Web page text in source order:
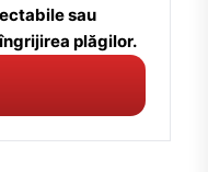
sau
plăgilor.